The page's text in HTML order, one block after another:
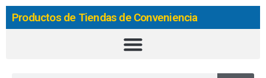
Productos de Tiendas de Conveniencia